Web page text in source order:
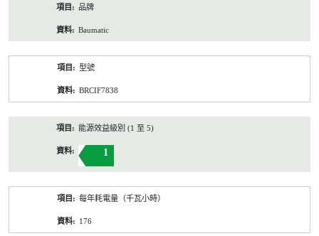
品牌
Baumatic
型號
BRCIF7838
能源效益級別 (1 至 5)
1
每年耗電量（千瓦小時）
176